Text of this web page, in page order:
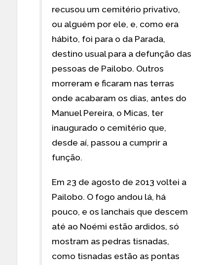
recusou um cemitério privativo,
ou alguém por ele, e, como era
hábito, foi para o da Parada,
destino usual para a defunção das
pessoas de Pailobo. Outros
morreram e ficaram nas terras
onde acabaram os dias, antes do
Manuel Pereira, o Micas, ter
inaugurado o cemitério que,
desde aí, passou a cumprir a
função.
Em 23 de agosto de 2013 voltei a
Pailobo. O fogo andou lá, há
pouco, e os lanchais que descem
até ao Noémi estão ardidos, só
mostram as pedras tisnadas,
como tisnadas estão as pontas